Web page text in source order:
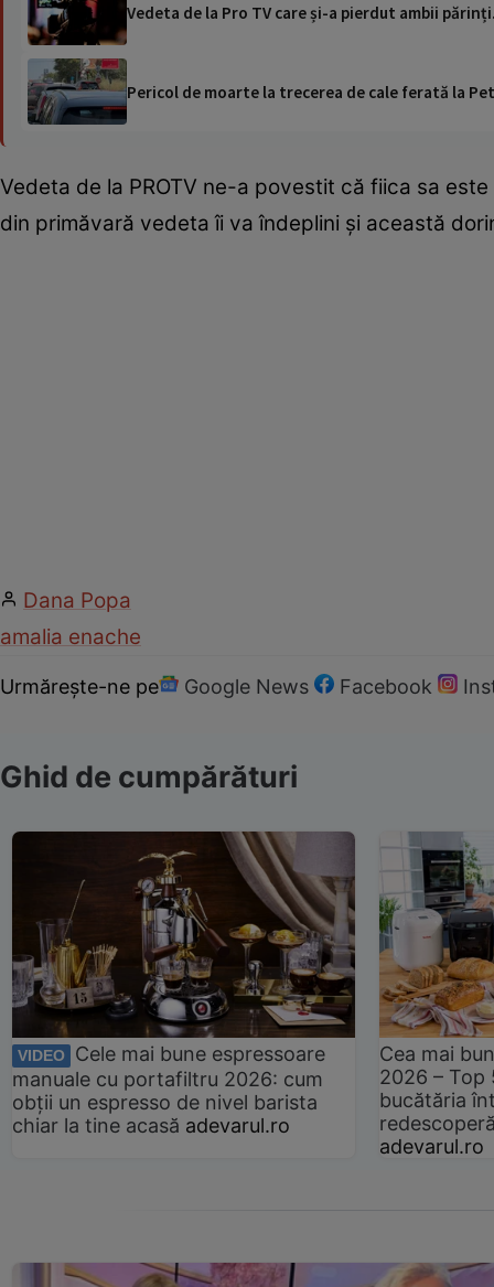
Vedeta de la Pro TV care și-a pierdut ambii
Pericol de moarte la trecerea de cale ferată la
Vedeta de la PROTV ne-a povestit că fiica sa
din primăvară vedeta îi va îndeplini și această
Dana Popa
amalia enache
Urmărește-ne pe Google News Facebook
Ghid de cumpărături
VIDEO
Cele mai bune espressoare
manuale cu portafiltru 2026: cum
obții un espresso de nivel barista
chiar la tine acasă adevarul.ro
Cea mai
2026 –
bucătăria
adevarul.ro